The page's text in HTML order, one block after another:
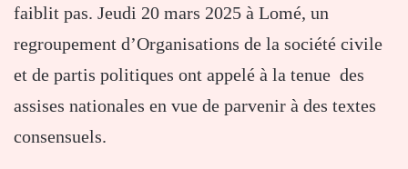
faiblit pas. Jeudi 20 mars 2025 à Lomé, un
regroupement d’Organisations de la société civile
et de partis politiques ont appelé à la tenue des
assises nationales en vue de parvenir à des textes
consensuels.